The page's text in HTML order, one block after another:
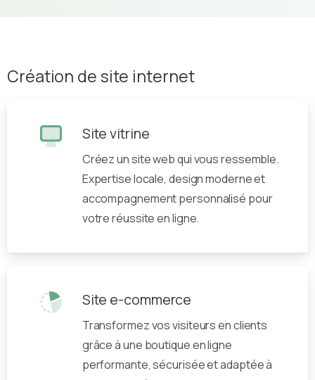
Création de site internet
Site vitrine
Créez un site web qui vous ressemble.
Expertise locale, design moderne et
accompagnement personnalisé pour
votre réussite en ligne.
Site e-commerce
Transformez vos visiteurs en clients
grâce à une boutique en ligne
performante, sécurisée et adaptée à